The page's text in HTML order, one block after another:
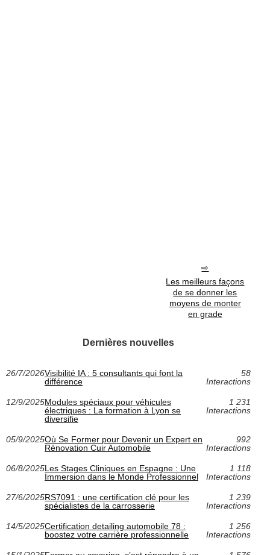
Les meilleurs façons
de se donner les
moyens de monter
en grade
Dernières nouvelles
26/7/2026Visibilité IA : 5 consultants qui font la
différence
58
Interactions
12/9/2025Modules spéciaux pour véhicules
électriques : La formation à Lyon se
diversifie
1 231
Interactions
05/9/2025Où Se Former pour Devenir un Expert en
Rénovation Cuir Automobile
992
Interactions
06/8/2025Les Stages Cliniques en Espagne : Une
Immersion dans le Monde Professionnel
1 118
Interactions
27/6/2025RS7091 : une certification clé pour les
spécialistes de la carrosserie
1 239
Interactions
14/5/2025Certification detailing automobile 78 :
boostez votre carrière professionnelle
1 256
Interactions